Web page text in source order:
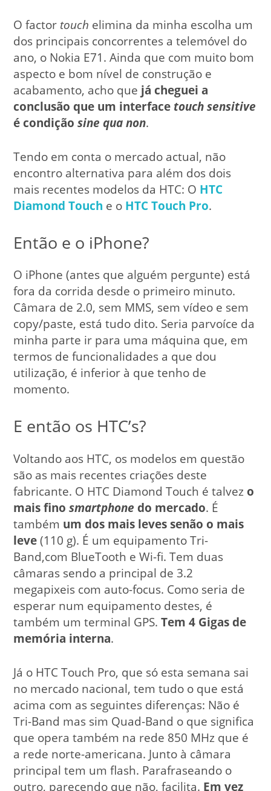
O factor touch elimina da minha escolha um
dos principais concorrentes a telemóvel do
ano, o Nokia E71. Ainda que com muito bom
aspecto e bom nível de construção e
acabamento, acho que já cheguei a
conclusão que um interface touch sensitive
é condiçãosine qua non.
Tendo em conta o mercado actual, não
encontro alternativa para além dos dois
mais recentes modelos da HTC: O HTC
Diamond Touch e o HTC Touch Pro.
Então e o iPhone?
O iPhone (antes que alguém pergunte) está
fora da corrida desde o primeiro minuto.
Câmara de 2.0, sem MMS, sem vídeo e sem
copy/paste, está tudo dito. Seria parvoíce da
minha parte ir para uma máquina que, em
termos de funcionalidades a que dou
utilização, é inferior à que tenho de
momento.
E então os HTC’s?
Voltando aos HTC, os modelos em questão
são as mais recentes criações deste
fabricante. O HTC Diamond Touch é talvez o
mais finosmartphone do mercado. É
também um dos mais leves senão o mais
leve(110 g). É um equipamento Tri-
Band,com BlueTooth e Wi-fi. Tem duas
câmaras sendo a principal de 3.2
megapixeis com auto-focus. Como seria de
esperar num equipamento destes, é
também um terminal GPS.Tem 4 Gigas de
memória interna.
Já o HTC Touch Pro, que só esta semana sai
no mercado nacional, tem tudo o que está
acima com as seguintes diferenças: Não é
Tri-Band mas sim Quad-Band o que significa
que opera também na rede 850 MHz que é
a rede norte-americana. Junto à câmara
principal tem um flash. Parafraseando o
outro, parecendo que não, facilita. Em vez